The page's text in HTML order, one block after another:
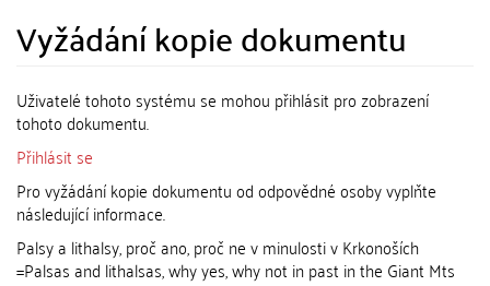
Vyžádání kopie dokumentu
Uživatelé tohoto systému se mohou přihlásit pro zobrazení
tohoto dokumentu.
Přihlásit se
Pro vyžádání kopie dokumentu od odpovědné osoby vyplňte
následující informace.
Palsy a lithalsy, proč ano, proč ne v minulosti v Krkonoších
=Palsas and lithalsas, why yes, why not in past in the Giant Mts